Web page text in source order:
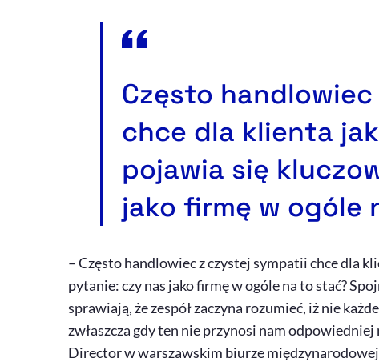
Często
chce dla klienta
pojawia się
jako firmę w ogóle
– Często handlowiec z czystej sympatii chce dla
pytanie: czy nas jako firmę w ogóle na to stać?
sprawiają, że zespół zaczyna rozumieć, iż nie
zwłaszcza gdy ten nie przynosi nam
Director w warszawskim biurze